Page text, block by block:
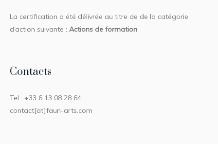
La certification a été délivrée au titre de de la catégorie
d’action suivante :Actions de formation
Contacts
Tel : +33 6 13 08 28 64
contact[at]faun-arts.com